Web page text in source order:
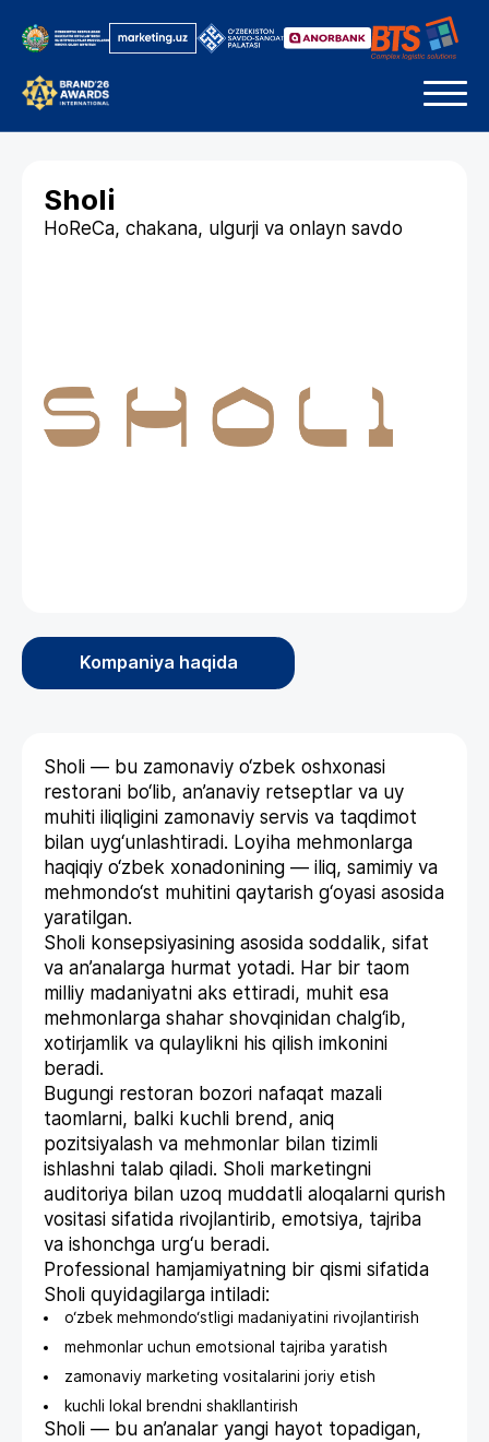
Sholi
HoReCa, chakana, ulgurji va onlayn savdo
Kompaniya haqida
Sholi — bu zamonaviy o‘zbek oshxonasi
restorani bo‘lib, an’anaviy retseptlar va uy
muhiti iliqligini zamonaviy servis va taqdimot
bilan uyg‘unlashtiradi. Loyiha mehmonlarga
haqiqiy o‘zbek xonadonining — iliq, samimiy va
mehmondo‘st muhitini qaytarish g‘oyasi asosida
yaratilgan.
Sholi konsepsiyasining asosida soddalik, sifat
va an’analarga hurmat yotadi. Har bir taom
milliy madaniyatni aks ettiradi, muhit esa
mehmonlarga shahar shovqinidan chalg‘ib,
xotirjamlik va qulaylikni his qilish imkonini
beradi.
Bugungi restoran bozori nafaqat mazali
taomlarni, balki kuchli brend, aniq
pozitsiyalash va mehmonlar bilan tizimli
ishlashni talab qiladi. Sholi marketingni
auditoriya bilan uzoq muddatli aloqalarni qurish
vositasi sifatida rivojlantirib, emotsiya, tajriba
va ishonchga urg‘u beradi.
Professional hamjamiyatning bir qismi sifatida
Sholi quyidagilarga intiladi:
o‘zbek mehmondo‘stligi madaniyatini rivojlantirish
mehmonlar uchun emotsional tajriba yaratish
zamonaviy marketing vositalarini joriy etish
kuchli lokal brendni shakllantirish
Sholi — bu an’analar yangi hayot topadigan,